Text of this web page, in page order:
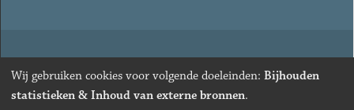
© 2026Oud-minister en ere-volksvertegenwoordiger Koen
· Alle rechten voorbehouden · Cookies wijzigen
Webdesign&website ontwikkelingdoor Zenjoy in Leuven
Wij gebruiken cookies voor volgende doeleinden: Bijhouden
statistieken & Inhoud van externe bronnen.